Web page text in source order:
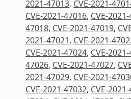
2021-47013, CVE-2021-
CVE-2021-47016, CVE-
47018, CVE-2021-47019,
2021-47021, CVE-2021-
CVE-2021-47024, CVE-
47026, CVE-2021-47027,
2021-47029, CVE-2021-
CVE-2021-47032, CVE-